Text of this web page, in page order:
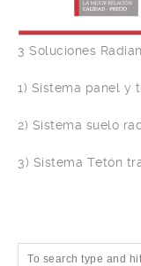
3 Soluciones
1) Sistema panel y
2) Sistema suelo
3) Sistema Tetón